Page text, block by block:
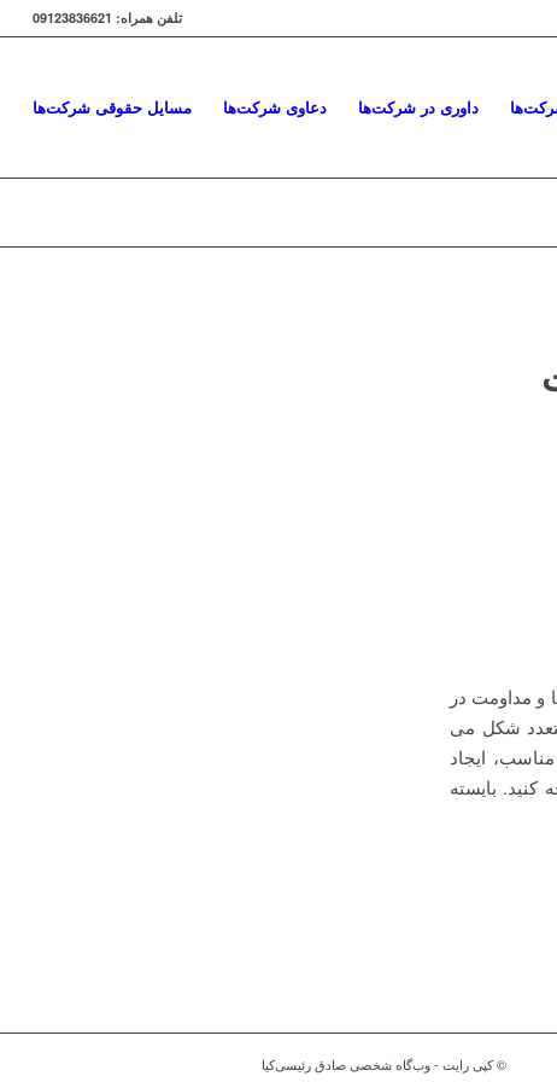
تلفن همراه: 09123836621
مسایل حقوقی شرکت‌ها دعاوی شرکت‌ها داوری در شرکت‌ها
و مداومت در
شکل می
ایجاد
بایسته
© کپی رایت - وب‌گاه شخصی صادق رئیسی‌کیا